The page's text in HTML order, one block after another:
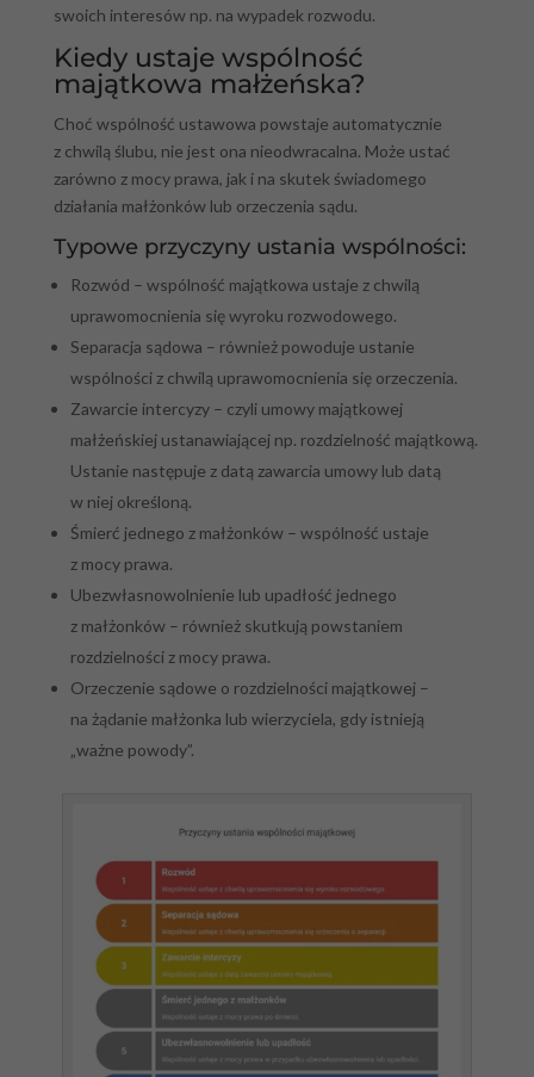
swoich interesów np. na wypadek rozwodu.
Kiedy ustaje wspólność
majątkowa małżeńska?
Choć wspólność ustawowa powstaje automatycznie
z chwilą ślubu, nie jest ona nieodwracalna. Może ustać
zarówno z mocy prawa, jak i na skutek świadomego
działania małżonków lub orzeczenia sądu.
Typowe przyczyny ustania wspólności:
Rozwód – wspólność majątkowa ustaje z chwilą
uprawomocnienia się wyroku rozwodowego.
Separacja sądowa – również powoduje ustanie
wspólności z chwilą uprawomocnienia się orzeczenia.
Zawarcie intercyzy – czyli umowy majątkowej
małżeńskiej ustanawiającej np. rozdzielność majątkową.
Ustanie następuje z datą zawarcia umowy lub datą
w niej określoną.
Śmierć jednego z małżonków – wspólność ustaje
z mocy prawa.
Ubezwłasnowolnienie lub upadłość jednego
z małżonków – również skutkują powstaniem
rozdzielności z mocy prawa.
Orzeczenie sądowe o rozdzielności majątkowej –
na żądanie małżonka lub wierzyciela, gdy istnieją
„ważne powody”.